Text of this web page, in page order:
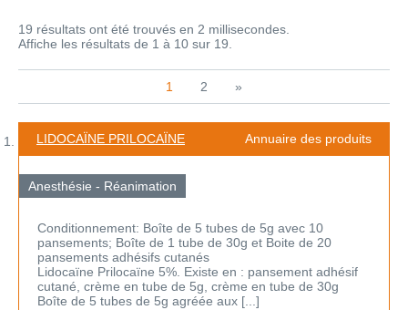
19 résultats ont été trouvés en 2 millisecondes.
Affiche les résultats de 1 à 10 sur 19.
1 2 »
LIDOCAÏNE PRILOCAÏNE Annuaire des produits
Anesthésie - Réanimation
Conditionnement: Boîte de 5 tubes de 5g avec 10
pansements; Boîte de 1 tube de 30g et Boite de 20
pansements adhésifs cutanés
Lidocaïne Prilocaïne 5%. Existe en : pansement adhésif
cutané, crème en tube de 5g, crème en tube de 30g
Boîte de 5 tubes de 5g agréée aux [...]